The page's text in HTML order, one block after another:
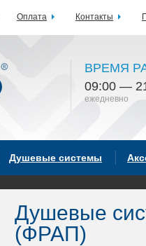
ВРЕМЯ
09:00 —
ежедневно
Душевые системы
Душевые
(ФРАП)
Оплата Контакты